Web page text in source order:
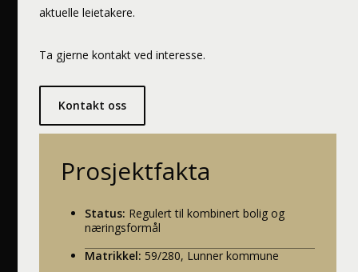
Prosjektfakta
Status: Regulert til kombinert bolig og
næringsformål
Matrikkel: 59/280, Lunner kommune
aktuelle leietakere.
Ta gjerne kontakt ved interesse.
Kontakt oss